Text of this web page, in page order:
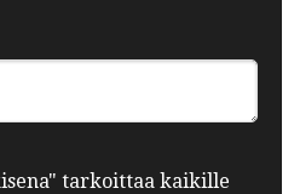
tarkoittaa kaikille